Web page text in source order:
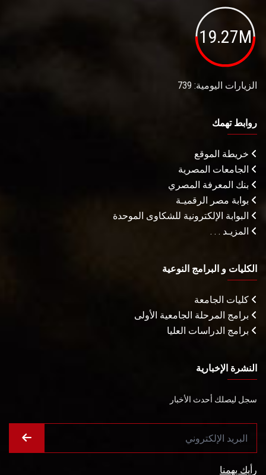
19.27M
الزيارات اليومية: 739
روابط تهمك
خريطة الموقع
الجامعات المصرية
بنك المعرفة المصري
بوابة مصر الرقميـة
البوابة الإلكترونية للشكاوى الموحدة
المزيـد . . .
الكليات و البرامج النوعية
كليات الجامعة
برامج المرحلة الجامعية الأولى
برامج الدراسات العليا
النشرة الإخبارية
سجل ليصلك أحدث الأخبار
رأيك يهمنا